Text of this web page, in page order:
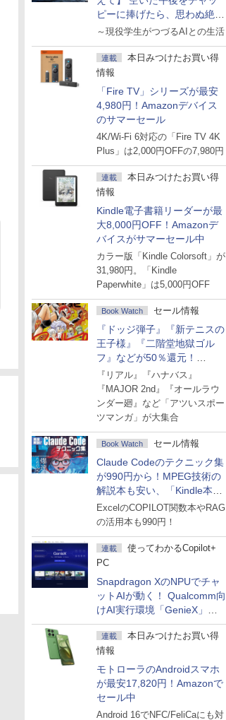
ピーに捧げたら、思わぬ絶景
に出会った話
～現役学生がつづるAIとの生活
連載
本日みつけたお買い得
情報
「Fire TV」シリーズが最安
4,980円！Amazonデバイス
のサマーセール
4K/Wi-Fi 6対応の「Fire TV 4K
Plus」は2,000円OFFの7,980円
連載
本日みつけたお買い得
情報
Kindle電子書籍リーダーが最
大8,000円OFF！Amazonデ
バイスがサマーセール中
カラー版「Kindle Colorsoft」が
31,980円。「Kindle
Paperwhite」は5,000円OFF
Book Watch セール情報
『ドッジ弾子』『新テニスの
王子様』『二階堂地獄ゴル
フ』などが50％還元！
Amazonマンガ週末セール
『リアル』『ハナバス』
『MAJOR 2nd』『オールラウ
ンダー廻』など「アツいスポー
ツマンガ」が大集合
Book Watch セール情報
Claude Codeのテクニック集
が990円から！MPEG技術の
解説本も安い、「Kindle本サ
マーセール」第2弾開始！
ExcelのCOPILOT関数本やRAG
の活用本も990円！
連載
使ってわかるCopilot+
PC
Snapdragon XのNPUでチャ
ットAIが動く！ Qualcomm向
けAI実行環境「GenieX」を
試してみた
連載
本日みつけたお買い得
情報
モトローラのAndroidスマホ
が最安17,820円！Amazonで
セール中
Android 16でNFC/FeliCaにも対